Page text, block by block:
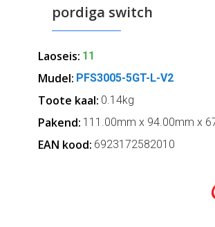
pordiga switch
Laoseis: 11
Mudel: PFS3005-5GT-L-V2
Toote kaal: 0.14kg
Pakend: 111.00mm x 94.00mm x
EAN kood: 6923172582010